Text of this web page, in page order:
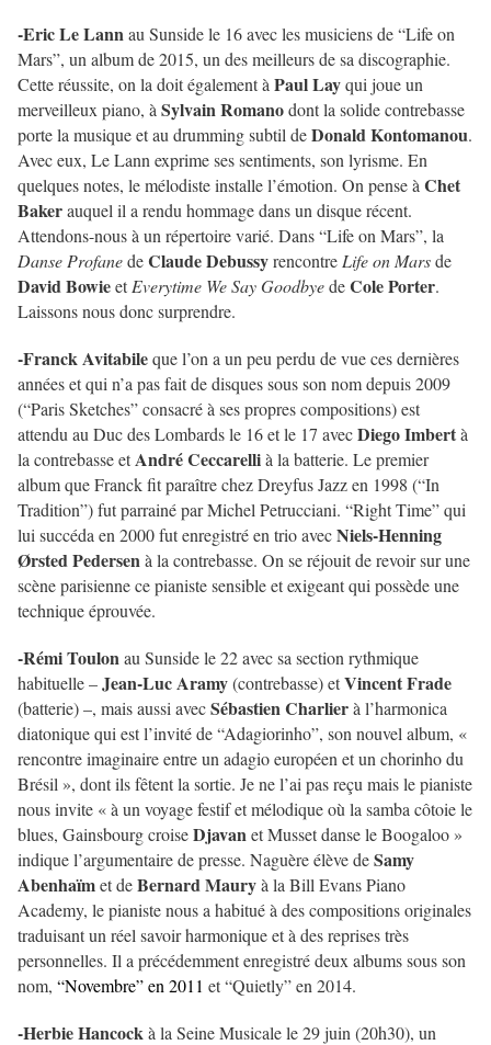
-Eric Le Lannau Sunside le 16 avec les musiciens de “Life on
Mars”, un album de 2015, un des meilleurs de sa discographie.
Cette réussite, on la doit également à Paul Layqui joue un
merveilleux piano, à Sylvain Romanodont la solide contrebasse
porte la musique et au drumming subtil deDonald Kontomanou.
Avec eux, Le Lann exprime ses sentiments, son lyrisme. En
quelques notes, le mélodiste installe l’émotion. On pense à Chet
Bakerauquel il a rendu hommage dans un disque récent.
Attendons-nous à un répertoire varié. Dans “Life on Mars”, la
Danse ProfanedeClaude Debussyrencontre Life on Marsde
David BowieetEverytime We Say GoodbyedeCole Porter.
Laissons nous donc surprendre.
-Franck Avitabileque l’on a un peu perdu de vue ces dernières
années et qui n’a pas fait de disques sous son nom depuis 2009
(“Paris Sketches” consacré à ses propres compositions) est
attendu au Duc des Lombards le 16 et le 17 avecDiego Imbertà
la contrebasse etAndré Ceccarellià la batterie. Le premier
album que Franck fit paraître chez Dreyfus Jazz en 1998 (“In
Tradition”) fut parrainé par Michel Petrucciani. “Right Time” qui
lui succéda en 2000 fut enregistré en trio avecNiels-Henning
Ørsted Pedersenà la contrebasse. On se réjouit de revoir sur une
scène parisienne ce pianiste sensible et exigeant qui possède une
technique éprouvée.
-Rémi Toulonau Sunside le 22 avec sa section rythmique
habituelle –Jean-Luc Aramy(contrebasse) etVincent Frade
(batterie) –, mais aussi avecSébastien Charlierà l’harmonica
diatonique qui est l’invité de “Adagiorinho”, son nouvel album, «
rencontre imaginaire entre un adagio européen et un chorinho du
Brésil », dont ils fêtent la sortie. Je ne l’ai pas reçu mais le pianiste
nous invite « à un voyage festif et mélodique où la samba côtoie le
blues, Gainsbourg croiseDjavanet Musset danse le Boogaloo »
indique l’argumentaire de presse. Naguère élève deSamy
Abenhaïmet deBernard Mauryà la Bill Evans Piano
Academy, le pianiste nous a habitué à des compositions originales
traduisant un réel savoir harmonique et à des reprises très
personnelles. Il a précédemment enregistré deux albums sous son
nom, “Novembre” en 2011 et “Quietly” en 2014.
-Herbie Hancockà la Seine Musicale le 29 juin (20h30), un